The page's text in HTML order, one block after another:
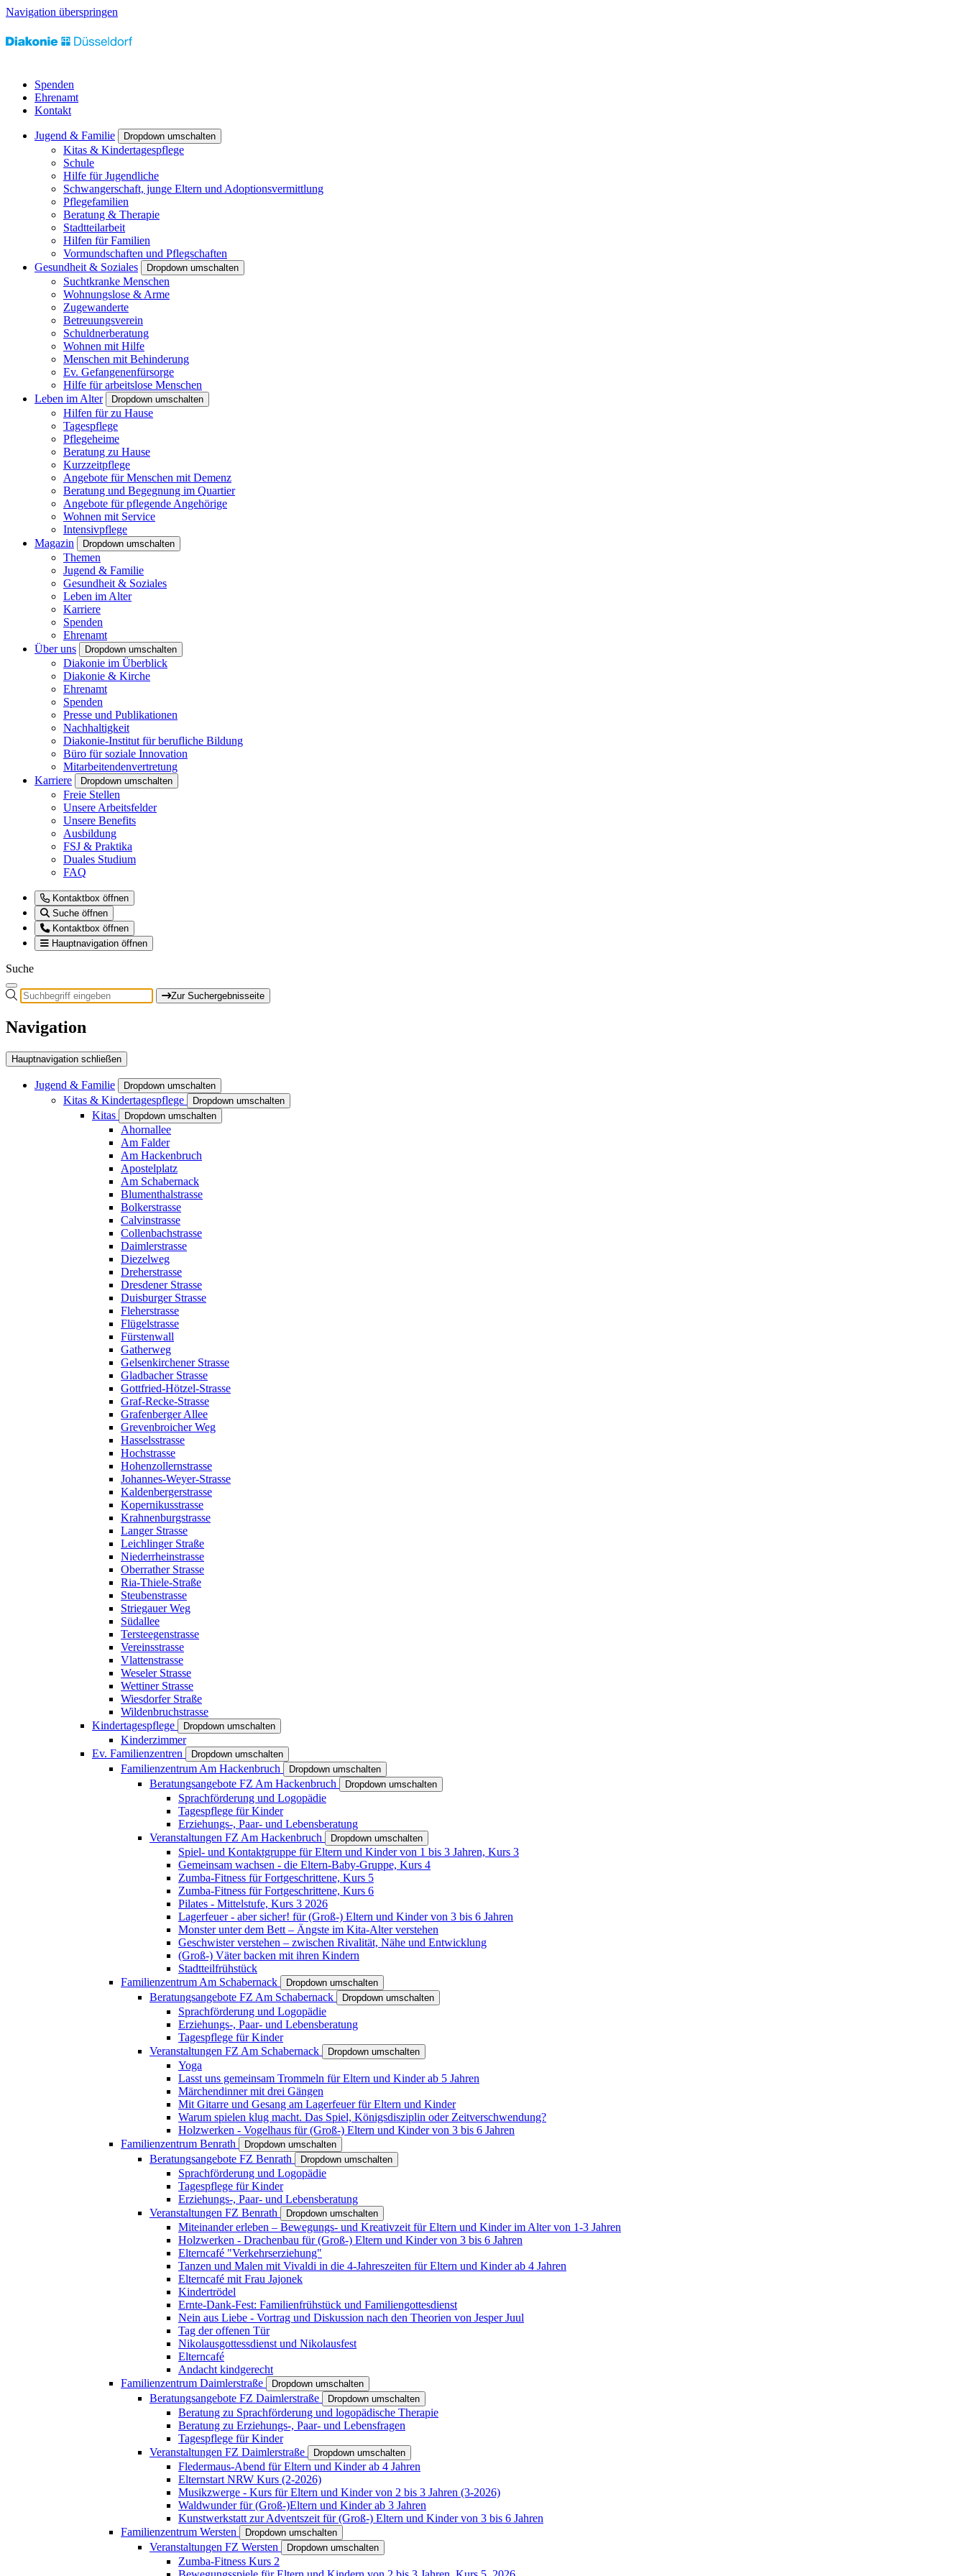
Navigation überspringen
Spenden
Ehrenamt
Kontakt
Jugend & Familie Dropdown umschalten
Kitas & Kindertagespflege
Schule
Hilfe für Jugendliche
Schwangerschaft, junge Eltern und Adoptionsvermittlung
Pflegefamilien
Beratung & Therapie
Stadtteilarbeit
Hilfen für Familien
Vormundschaften und Pflegschaften
Gesundheit & Soziales
Dropdown umschalten
Suchtkranke Menschen
Wohnungslose & Arme
Zugewanderte
Betreuungsverein
Schuldnerberatung
Wohnen mit Hilfe
Menschen mit Behinderung
Ev. Gefangenenfürsorge
Hilfe für arbeitslose Menschen
Leben im Alter
Dropdown umschalten
Hilfen für zu Hause
Tagespflege
Pflegeheime
Beratung zu Hause
Kurzzeitpflege
Angebote für Menschen mit Demenz
Beratung und Begegnung im Quartier
Angebote für pflegende Angehörige
Wohnen mit Service
Intensivpflege
Magazin
Dropdown umschalten
Themen
Jugend & Familie
Gesundheit & Soziales
Leben im Alter
Karriere
Spenden
Ehrenamt
Über uns
Dropdown umschalten
Diakonie im Überblick
Diakonie & Kirche
Ehrenamt
Spenden
Presse und Publikationen
Nachhaltigkeit
Diakonie-Institut für berufliche Bildung
Büro für soziale Innovation
Mitarbeitendenvertretung
Karriere
Dropdown umschalten
Freie Stellen
Unsere Arbeitsfelder
Unsere Benefits
Ausbildung
FSJ & Praktika
Duales Studium
FAQ
Kontaktbox öffnen
Suche öffnen
Kontaktbox öffnen
Hauptnavigation öffnen
Suche
Zur Suchergebnisseite
Navigation
Hauptnavigation schließen
Jugend & Familie Dropdown umschalten
Kitas & Kindertagespflege Dropdown umschalten
Kitas Dropdown umschalten
Ahornallee
Am Falder
Am Hackenbruch
Apostelplatz
Am Schabernack
Blumenthalstrasse
Bolkerstrasse
Calvinstrasse
Collenbachstrasse
Daimlerstrasse
Diezelweg
Dreherstrasse
Dresdener Strasse
Duisburger Strasse
Fleherstrasse
Flügelstrasse
Fürstenwall
Gatherweg
Gelsenkirchener Strasse
Gladbacher Strasse
Gottfried-Hötzel-Strasse
Graf-Recke-Strasse
Grafenberger Allee
Grevenbroicher Weg
Hasselsstrasse
Hochstrasse
Hohenzollernstrasse
Johannes-Weyer-Strasse
Kaldenbergerstrasse
Kopernikusstrasse
Krahnenburgstrasse
Langer Strasse
Leichlinger Straße
Niederrheinstrasse
Oberrather Strasse
Ria-Thiele-Straße
Steubenstrasse
Striegauer Weg
Südallee
Tersteegenstrasse
Vereinsstrasse
Vlattenstrasse
Weseler Strasse
Wettiner Strasse
Wiesdorfer Straße
Wildenbruchstrasse
Kindertagespflege
Dropdown umschalten
Kinderzimmer
Ev. Familienzentren
Dropdown umschalten
Familienzentrum Am Hackenbruch Dropdown umschalten
Beratungsangebote FZ Am Hackenbruch Dropdown umschalten
Sprachförderung und Logopädie
Tagespflege für Kinder
Erziehungs-, Paar- und Lebensberatung
Veranstaltungen FZ Am Hackenbruch
Dropdown umschalten
Spiel- und Kontaktgruppe für Eltern und Kinder von 1 bis 3 Jahren, Kurs 3
Gemeinsam wachsen - die Eltern-Baby-Gruppe, Kurs 4
Zumba-Fitness für Fortgeschrittene, Kurs 5
Zumba-Fitness für Fortgeschrittene, Kurs 6
Pilates - Mittelstufe, Kurs 3 2026
Lagerfeuer - aber sicher! für (Groß-) Eltern und Kinder von 3 bis 6 Jahren
Monster unter dem Bett – Ängste im Kita-Alter verstehen
Geschwister verstehen – zwischen Rivalität, Nähe und Entwicklung
(Groß-) Väter backen mit ihren Kindern
Stadtteilfrühstück
Familienzentrum Am Schabernack
Dropdown umschalten
Beratungsangebote FZ Am Schabernack Dropdown umschalten
Sprachförderung und Logopädie
Erziehungs-, Paar- und Lebensberatung
Tagespflege für Kinder
Veranstaltungen FZ Am Schabernack
Dropdown umschalten
Yoga
Lasst uns gemeinsam Trommeln für Eltern und Kinder ab 5 Jahren
Märchendinner mit drei Gängen
Mit Gitarre und Gesang am Lagerfeuer für Eltern und Kinder
Warum spielen klug macht. Das Spiel, Königsdisziplin oder Zeitverschwendung?
Holzwerken - Vogelhaus für (Groß-) Eltern und Kinder von 3 bis 6 Jahren
Familienzentrum Benrath
Dropdown umschalten
Beratungsangebote FZ Benrath Dropdown umschalten
Sprachförderung und Logopädie
Tagespflege für Kinder
Erziehungs-, Paar- und Lebensberatung
Veranstaltungen FZ Benrath
Dropdown umschalten
Miteinander erleben – Bewegungs- und Kreativzeit für Eltern und Kinder im Alter von 1-3 Jahren
Holzwerken - Drachenbau für (Groß-) Eltern und Kinder von 3 bis 6 Jahren
Elterncafé "Verkehrserziehung"
Tanzen und Malen mit Vivaldi in die 4-Jahreszeiten für Eltern und Kinder ab 4 Jahren
Elterncafé mit Frau Jajonek
Kindertrödel
Ernte-Dank-Fest: Familienfrühstück und Familiengottesdienst
Nein aus Liebe - Vortrag und Diskussion nach den Theorien von Jesper Juul
Tag der offenen Tür
Nikolausgottessdienst und Nikolausfest
Elterncafé
Andacht kindgerecht
Familienzentrum Daimlerstraße
Dropdown umschalten
Beratungsangebote FZ Daimlerstraße Dropdown umschalten
Beratung zu Sprachförderung und logopädische Therapie
Beratung zu Erziehungs-, Paar- und Lebensfragen
Tagespflege für Kinder
Veranstaltungen FZ Daimlerstraße
Dropdown umschalten
Fledermaus-Abend für Eltern und Kinder ab 4 Jahren
Elternstart NRW Kurs (2-2026)
Musikzwerge - Kurs für Eltern und Kinder von 2 bis 3 Jahren (3-2026)
Waldwunder für (Groß-)Eltern und Kinder ab 3 Jahren
Kunstwerkstatt zur Adventszeit für (Groß-) Eltern und Kinder von 3 bis 6 Jahren
Familienzentrum Wersten
Dropdown umschalten
Veranstaltungen FZ Wersten Dropdown umschalten
Zumba-Fitness Kurs 2